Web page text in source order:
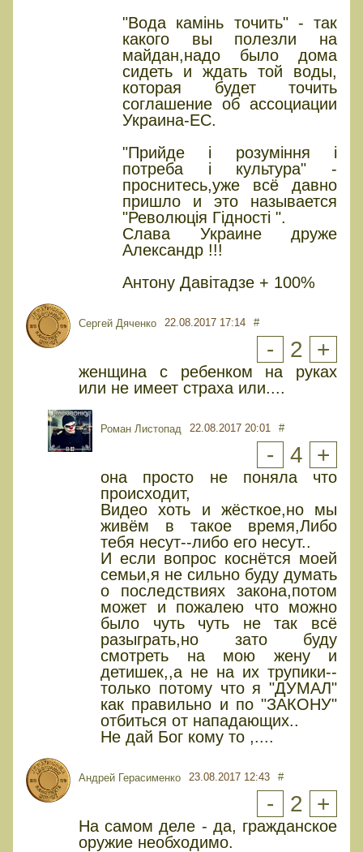
"Вода камінь точить" - так
какого вы полезли на
майдан,надо было дома
сидеть и ждать той воды,
которая будет точить
соглашение об ассоциации
Украина-ЕС.
"Прийде і розуміння і
потреба і культура" -
проснитесь,уже всё давно
пришло и это называется
"Революція Гідності ".
Слава Украине друже
Александр !!!
Антону Давітадзе + 100%
Сергей Дяченко 22.08.2017 17:14 #
- 2 +
женщина с ребенком на руках
или не имеет страха или....
Роман Листопад 22.08.2017 20:01 #
- 4 +
она просто не поняла что
происходит,
Видео хоть и жёсткое,но мы
живём в такое время,Либо
тебя несут--либо его несут..
И если вопрос коснётся моей
семьи,я не сильно буду думать
о последствиях закона,потом
может и пожалею что можно
было чуть чуть не так всё
разыграть,но зато буду
смотреть на мою жену и
детишек,,а не на их трупики--
только потому что я "ДУМАЛ"
как правильно и по "ЗАКОНУ"
отбиться от нападающих..
Не дай Бог кому то ,....
Андрей Герасименко 23.08.2017 12:43 #
- 2 +
На самом деле - да, гражданское
оружие необходимо.